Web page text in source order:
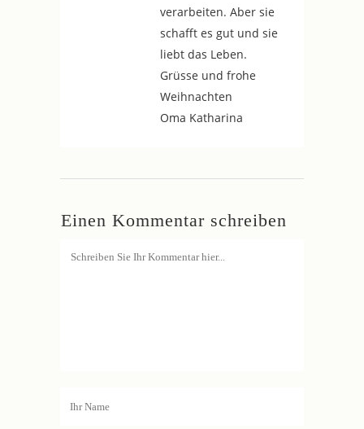
verarbeiten. Aber sie
schafft es gut und sie
liebt das Leben.
Grüsse und frohe
Weihnachten
Oma Katharina
Einen Kommentar schreiben